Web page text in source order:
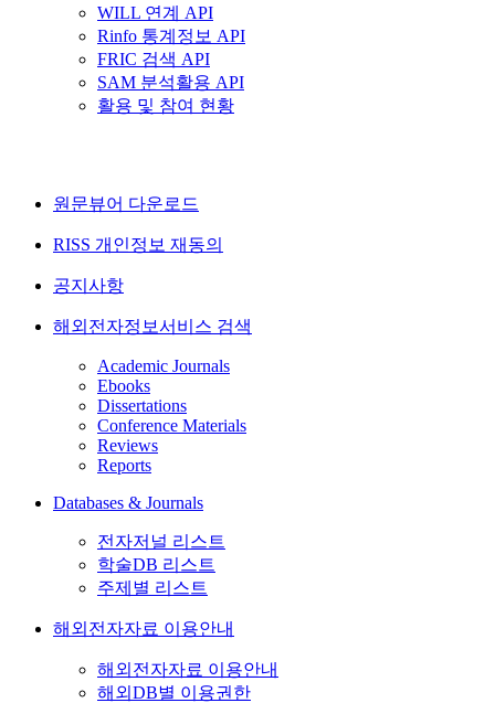
WILL 연계 API
Rinfo 통계정보 API
FRIC 검색 API
SAM 분석활용 API
활용 및 참여 현황
원문뷰어 다운로드
RISS 개인정보 재동의
공지사항
해외전자정보서비스 검색
Academic Journals
Ebooks
Dissertations
Conference Materials
Reviews
Reports
Databases & Journals
전자저널 리스트
학술DB 리스트
주제별 리스트
해외전자자료 이용안내
해외전자자료 이용안내
해외DB별 이용권한